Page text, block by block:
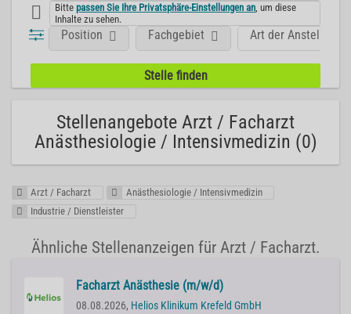
Bittepassen Sie Ihre Privatsphäre-Einstellungen an , um diese
Inhalte zu sehen.
Position Fachgebiet Art der Anstellung
Stellenangebote Arzt / Facharzt
Anästhesiologie / Intensivmedizin (0)
Arzt / Facharzt
Anästhesiologie / Intensivmedizin
Industrie / Dienstleister
Ähnliche Stellenanzeigen für Arzt / Facharzt.
Facharzt Anästhesie (m/w/d)
08.08.2026, Helios Klinikum Krefeld GmbH